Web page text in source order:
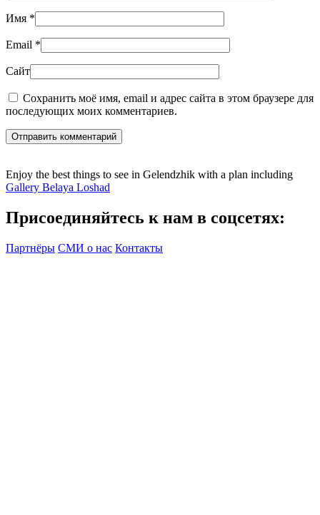
Имя *
Email *
Сайт
Сохранить моё имя, email и адрес сайта в этом браузере для
последующих моих комментариев.
Отправить комментарий
Enjoy the best things to see in Gelendzhik with a plan including
Gallery Belaya Loshad
Присоединяйтесь к нам в соцсетях:
Партнёры СМИ о нас Контакты